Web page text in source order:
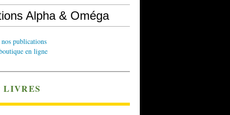
Alpha & Oméga
nos publications
en ligne
LIVRES